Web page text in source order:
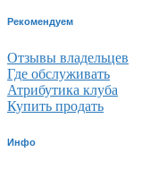
Рекомендуем
Отзывы владельцев
Где обслуживать
Атрибутика клуба
Купить продать
Инфо